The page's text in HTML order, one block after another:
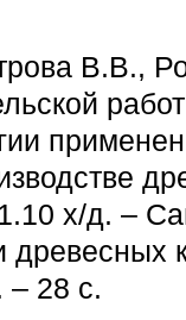
В.В.,
х/д. –
древесных
– 28 с.